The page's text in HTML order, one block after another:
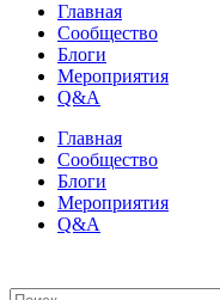
Главная
Сообщество
Блоги
Мероприятия
Q&A
Главная
Сообщество
Блоги
Мероприятия
Q&A